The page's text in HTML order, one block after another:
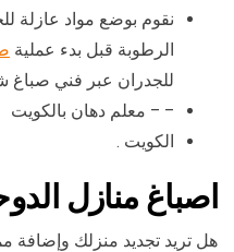
نقوم بوضع مواد عازلة
الرطوبة قبل بدء عملية
للجدران عبر فني صباغ
– – معلم دهان بالكويت
الكويت .
اصباغ منازل
هل تريد تجديد منزلك وإضافة